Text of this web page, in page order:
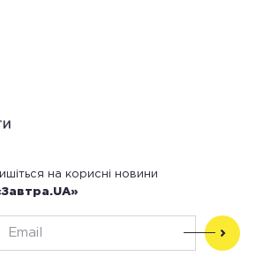
на корисні новини